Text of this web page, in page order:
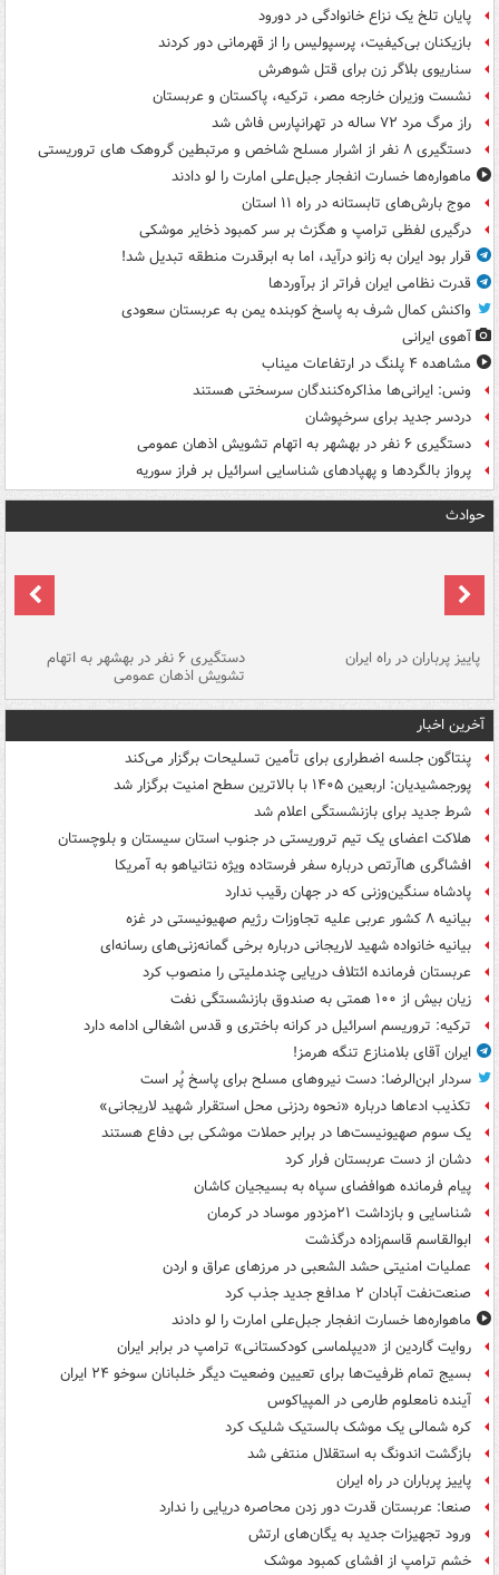
پایان تلخ یک نزاع خانوادگی در دورود
بازیکنان بی‌کیفیت، پرسپولیس را از قهرمانی دور کردند
سناریوی بلاگر زن برای قتل شوهرش
نشست وزیران خارجه مصر، ترکیه، پاکستان و عربستان
راز مرگ مرد ۷۲ ساله در تهرانپارس فاش شد
دستگیری ۸ نفر از اشرار مسلح شاخص و مرتبطین گروهک های تروریستی
ماهواره‌ها خسارت انفجار جبل‌علی امارت را لو دادند
موج بارش‌های تابستانه در راه ۱۱ استان
درگیری لفظی ترامپ و هگزث بر سر کمبود ذخایر موشکی
قرار بود ایران به زانو درآید، اما به ابرقدرت منطقه تبدیل شد!
قدرت نظامی ایران فراتر از برآوردها
واکنش کمال شرف به پاسخ کوبنده یمن به عربستان سعودی
آهوی ایرانی
مشاهده ۴ پلنگ در ارتفاعات میناب
ونس: ایرانی‌ها مذاکره‌کنندگان سرسختی هستند
دردسر جدید برای سرخپوشان
دستگیری ۶ نفر در بهشهر به اتهام تشویش اذهان عمومی
پرواز بالگردها و پهپادهای شناسایی اسرائیل بر فراز سوریه
حوادث
پاییز پرباران در راه ایران دستگیری ۶ نفر در بهشهر به اتهام
تشویش اذهان عمومی
آخرین اخبار
پنتاگون جلسه اضطراری برای تأمین تسلیحات برگزار می‌کند
پورجمشیدیان: اربعین ۱۴۰۵ با بالاترین سطح امنیت برگزار شد
شرط جدید برای بازنشستگی اعلام شد
هلاکت اعضای یک تیم تروریستی در جنوب استان سیستان و بلوچستان
افشاگری هاآرتص درباره سفر فرستاده ویژه نتانیاهو به آمریکا
پادشاه سنگین‌وزنی که در جهان رقیب ندارد
بیانیه ۸ کشور عربی علیه تجاوزات رژیم صهیونیستی در غزه
بیانیه خانواده شهید لاریجانی درباره برخی گمانه‌زنی‌های رسانه‌ای
عربستان فرمانده ائتلاف دریایی چندملیتی را منصوب کرد
زیان بیش از ۱۰۰ همتی به صندوق‌ بازنشستگی نفت
ترکیه: تروریسم اسرائیل در کرانه باختری و قدس اشغالی ادامه دارد
ایران آقای بلامنازع تنگه هرمز!
سردار ابن‌الرضا: دست نیروهای مسلح برای پاسخ پُر است
تکذیب ادعاها درباره «نحوه ردزنی محل استقرار شهید لاریجانی»
یک‌ سوم صهیونیست‌ها در برابر حملات موشکی بی دفاع هستند
دشان از دست عربستان فرار کرد
پیام فرمانده هوافضای سپاه به بسیجیان کاشان
شناسایی و بازداشت ۲۱مزدور موساد در کرمان
ابوالقاسم قاسم‌زاده درگذشت
عملیات امنیتی حشد الشعبی در مرزهای عراق و اردن
صنعت‌نفت آبادان ۲ مدافع جدید جذب کرد
ماهواره‌ها خسارت انفجار جبل‌علی امارت را لو دادند
روایت گاردین از «دیپلماسی کودکستانی» ترامپ در برابر ایران
بسیج تمام ظرفیت‌ها برای تعیین وضعیت دیگر خلبانان سوخو ۲۴ ایران
آینده نامعلوم طارمی در المپیاکوس
کره شمالی یک موشک بالستیک شلیک کرد
بازگشت اندونگ به استقلال منتفی شد
پاییز پرباران در راه ایران
صنعا: عربستان قدرت دور زدن محاصره دریایی را ندارد
ورود تجهیزات جدید به یگان‌های ارتش
خشم ترامپ از افشای کمبود موشک